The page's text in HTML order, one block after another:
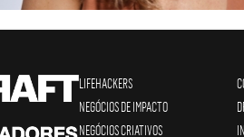
LIFEHACKERS
NEGÓCIOS DE IMPACTO
NEGÓCIOS CRIATIVOS